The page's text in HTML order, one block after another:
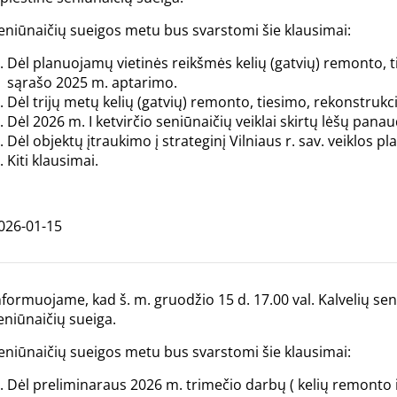
sueigos metu bus svarstomi šie klausimai:
Dėl planuojamų vietinės reikšmės kelių (gatvių)
sąrašo 2025 m. aptarimo.
Dėl trijų metų kelių (gatvių) remonto, tiesimo,
Dėl 2026 m. I ketvirčio seniūnaičių veiklai skirtų lėšų
Dėl objektų įtraukimo į strateginį Vilniaus r. sav. veiklos
Kiti klausimai.
01-15
kad š. m. gruodžio 15 d. 17.00 val. Kalvelių
sueiga.
sueigos metu bus svarstomi šie klausimai:
Dėl preliminaraus 2026 m. trimečio darbų ( kelių